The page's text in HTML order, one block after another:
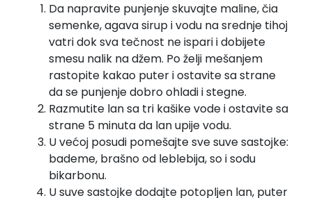
Da napravite punjenje skuvajte maline, čia
semenke, agava sirup i vodu na srednje tihoj
vatri dok sva tečnost ne ispari i dobijete
smesu nalik na džem. Po želji mešanjem
rastopite kakao puter i ostavite sa strane
da se punjenje dobro ohladi i stegne.
Razmutite lan sa tri kašike vode i ostavite sa
strane 5 minuta da lan upije vodu.
U većoj posudi pomešajte sve suve sastojke:
bademe, brašno od leblebija, so i sodu
bikarbonu.
U suve sastojke dodajte potopljen lan, puter